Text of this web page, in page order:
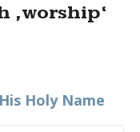
‚worship‘
Holy Name